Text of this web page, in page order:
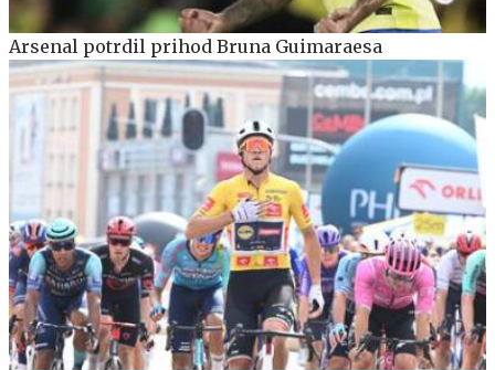
Arsenal potrdil prihod Bruna Guimaraesa